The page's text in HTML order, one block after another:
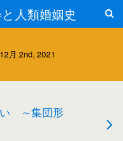
人類婚姻史
月 2nd, 2021
い ～集団形